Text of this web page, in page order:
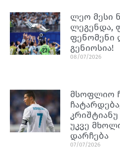
ლეო მესი
ლეგენდა,
ფენომენი
გენიოსია!
08/07/2026
მსოფლიო
უკვე
დარჩება
07/07/2026